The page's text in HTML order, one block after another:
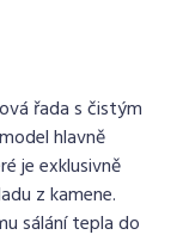
řada s čistým
hlavně
je exklusivně
z kamene.
sálání tepla do